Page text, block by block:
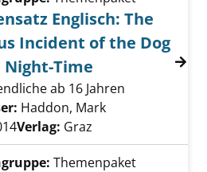
von Klassensatz Englisch:
Englisch: The
Incident of the Dog
Time
ab 16 Jahren
Haddon, Mark
Verlag: Graz
Themenpaket